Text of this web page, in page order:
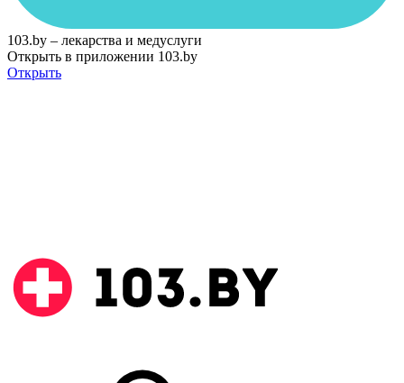
103.by – лекарства и медуслуги
Открыть в приложении 103.by
Открыть